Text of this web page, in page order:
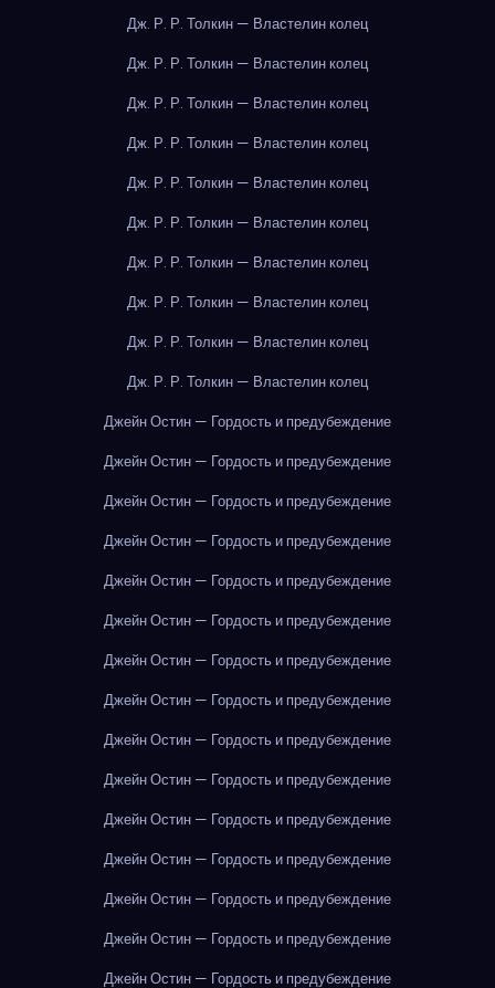
Дж. Р. Р. Толкин — Властелин колец
Дж. Р. Р. Толкин — Властелин колец
Дж. Р. Р. Толкин — Властелин колец
Дж. Р. Р. Толкин — Властелин колец
Дж. Р. Р. Толкин — Властелин колец
Дж. Р. Р. Толкин — Властелин колец
Дж. Р. Р. Толкин — Властелин колец
Дж. Р. Р. Толкин — Властелин колец
Дж. Р. Р. Толкин — Властелин колец
Дж. Р. Р. Толкин — Властелин колец
Джейн Остин — Гордость и предубеждение
Джейн Остин — Гордость и предубеждение
Джейн Остин — Гордость и предубеждение
Джейн Остин — Гордость и предубеждение
Джейн Остин — Гордость и предубеждение
Джейн Остин — Гордость и предубеждение
Джейн Остин — Гордость и предубеждение
Джейн Остин — Гордость и предубеждение
Джейн Остин — Гордость и предубеждение
Джейн Остин — Гордость и предубеждение
Джейн Остин — Гордость и предубеждение
Джейн Остин — Гордость и предубеждение
Джейн Остин — Гордость и предубеждение
Джейн Остин — Гордость и предубеждение
Джейн Остин — Гордость и предубеждение